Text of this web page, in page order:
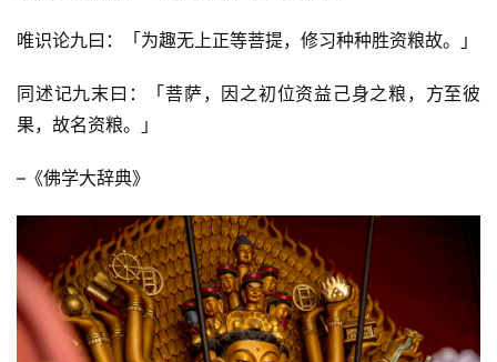
唯识论九曰：「为趣无上正等菩提，修习种种胜资粮故。」
同述记九末曰：「菩萨，因之初位资益己身之粮，方至彼
果，故名资粮。」
–《佛学大辞典》